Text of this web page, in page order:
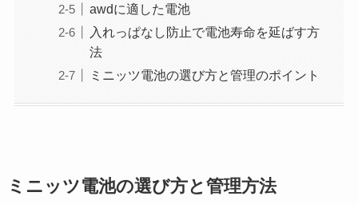
awdに適した電池
入れっぱなし防止で電池寿命を延ばす方
法
ミニッツ電池の選び方と管理のポイント
ミニッツ電池の選び方と管理方法